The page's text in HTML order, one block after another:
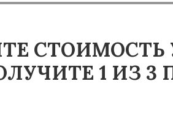
1 ИЗ 3